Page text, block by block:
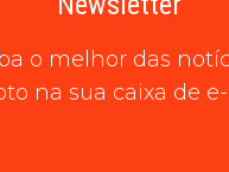
o melhor das
na sua caixa de